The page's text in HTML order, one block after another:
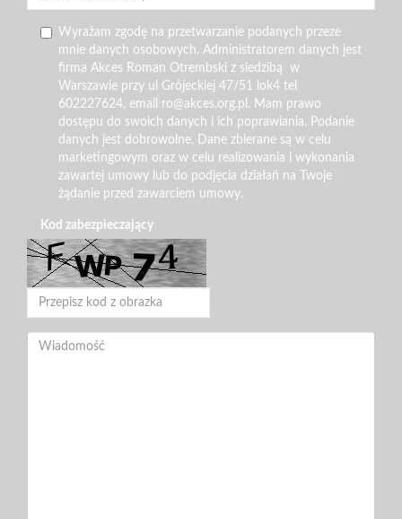
Wyrażam zgodę na przetwarzanie podanych przeze
mnie danych osobowych. Administratorem danych jest
firma Akces Roman Otrembski z siedzibą w
Warszawie przy ul Grójeckiej 47/51 lok4 tel
602227624, email ro@akces.org.pl. Mam prawo
dostępu do swoich danych i ich poprawiania. Podanie
danych jest dobrowolne. Dane zbierane są w celu
marketingowym oraz w celu realizowania i wykonania
zawartej umowy lub do podjęcia działań na Twoje
żądanie przed zawarciem umowy.
Kod zabezpieczający